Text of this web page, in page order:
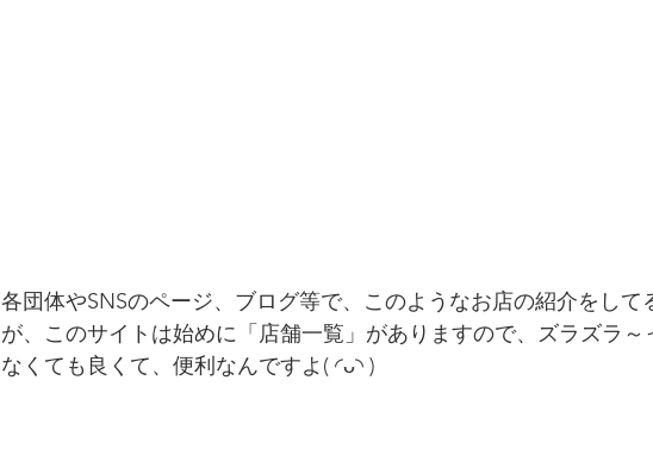
各団体やSNSのページ、ブログ等で、このようなお店の紹介をして
が、このサイトは始めに「店舗一覧」がありますので、ズラズラ～
なくても良くて、便利なんですよ( ◜ᴗ◝ )